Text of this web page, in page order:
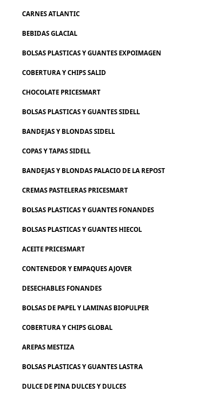
CARNES ATLANTIC
BEBIDAS GLACIAL
BOLSAS PLASTICAS Y GUANTES EXPOIMAGEN
COBERTURA Y CHIPS SALID
CHOCOLATE PRICESMART
BOLSAS PLASTICAS Y GUANTES SIDELL
BANDEJAS Y BLONDAS SIDELL
COPAS Y TAPAS SIDELL
BANDEJAS Y BLONDAS PALACIO DE LA REPOST
CREMAS PASTELERAS PRICESMART
BOLSAS PLASTICAS Y GUANTES FONANDES
BOLSAS PLASTICAS Y GUANTES HIECOL
ACEITE PRICESMART
CONTENEDOR Y EMPAQUES AJOVER
DESECHABLES FONANDES
BOLSAS DE PAPEL Y LAMINAS BIOPULPER
COBERTURA Y CHIPS GLOBAL
AREPAS MESTIZA
BOLSAS PLASTICAS Y GUANTES LASTRA
DULCE DE PINA DULCES Y DULCES